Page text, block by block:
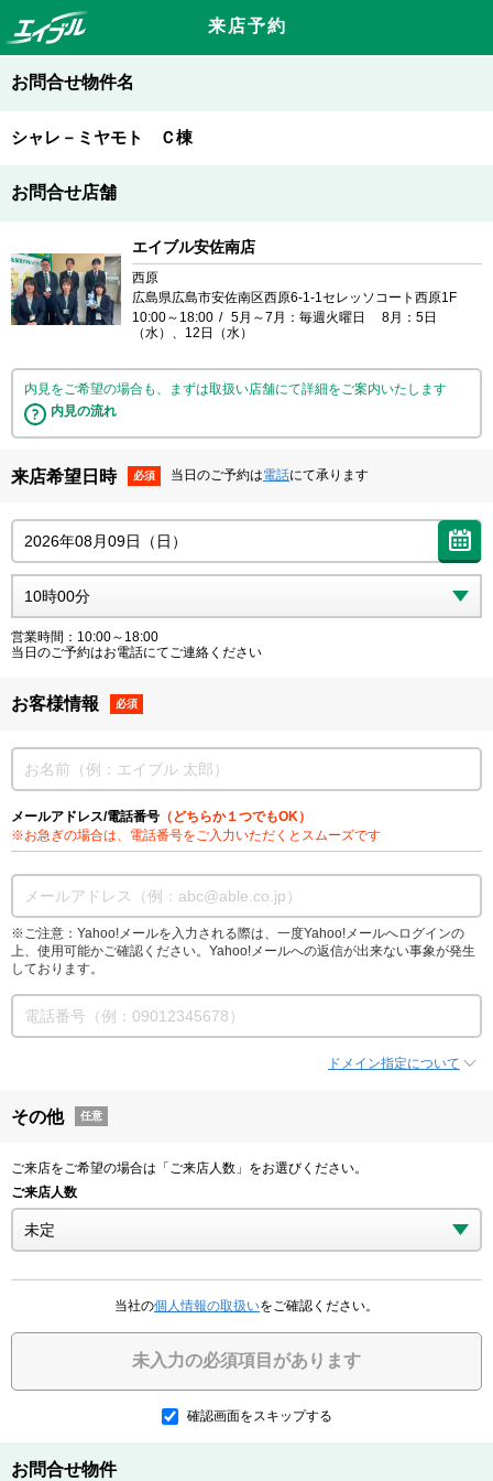
来店予約
お問合せ物件名
シャレ－ミヤモト Ｃ棟
お問合せ店舗
エイブル安佐南店
西原
広島県広島市安佐南区西原6-1-1セレッソコート西原1F
10:00～18:00
5月～7月：毎週火曜日 8月：5日
（水）、12日（水）
内見をご希望の場合も、まずは取扱い店舗にて詳細をご案内いたします
内見の流れ
来店希望日時 必須 当日のご予約は電話にて承ります
営業時間：10:00～18:00
当日のご予約はお電話にてご連絡ください
お客様情報 必須
メールアドレス/電話番号 （どちらか１つでもOK）
※お急ぎの場合は、電話番号をご入力いただくとスムーズです
※ご注意：Yahoo!メールを入力される際は、一度Yahoo!メールへログインの
上、使用可能かご確認ください。Yahoo!メールへの返信が出来ない事象が発生
しております。
ドメイン指定について
その他 任意
ご来店をご希望の場合は「ご来店人数」をお選びください。
ご来店人数
当社の個人情報の取扱いをご確認ください。
未入力の必須項目があります
確認画面をスキップする
お問合せ物件